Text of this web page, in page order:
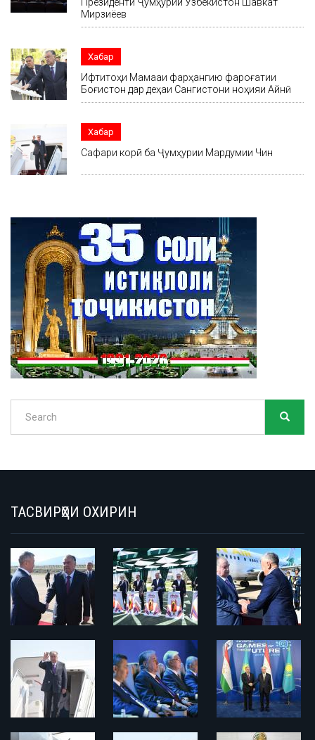
Мирзиёев
Хабар
Ифтитоҳи Маҷмааи фарҳангию фароғатии
Боғистон дар деҳаи Сангистони ноҳияи Айнӣ
Хабар
Сафари корӣ ба Ҷумҳурии Мардумии Чин
Search
ТАСВИРҲОИ ОХИРИН